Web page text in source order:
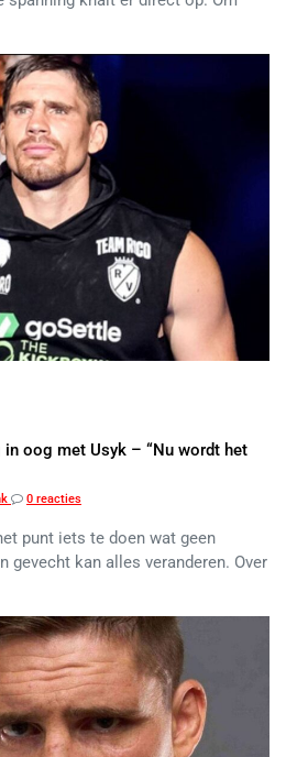
in oog met Usyk – “Nu wordt het
0 reacties
punt iets te doen wat geen
gevecht kan alles veranderen. Over